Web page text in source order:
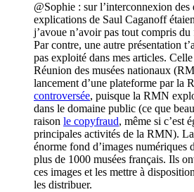
@Sophie : sur l’interconnexion
explications de Saul Caganoff
j’avoue n’avoir pas tout compris
Par contre, une autre présentation
pas exploité dans mes articles. Celle
Réunion des musées nationaux
lancement d’une plateforme par la
controversée, puisque la RMN
dans le domaine public (ce que
raison le copyfraud, même si c’est
principales activités de la RMN).
énorme fond d’images numériques
plus de 1000 musées français. Ils
ces images et les mettre à
les distribuer.